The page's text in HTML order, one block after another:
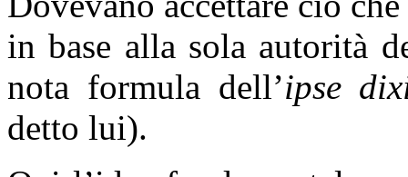
in base alla sola autorità
nota formula dell’ipse
detto lui).